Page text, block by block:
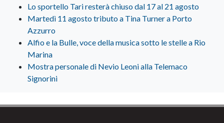
Lo sportello Tari resterà chiuso dal 17 al 21 agosto
Martedì 11 agosto tributo a Tina Turner a Porto
Azzurro
Alfio e la Bulle, voce della musica sotto le stelle a Rio
Marina
Mostra personale di Nevio Leoni alla Telemaco
Signorini